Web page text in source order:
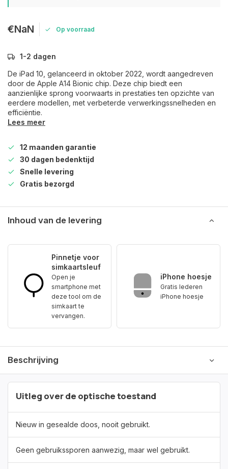
€NaN Op voorraad
1-2 dagen
De iPad 10, gelanceerd in oktober 2022, wordt aangedreven
door de Apple A14 Bionic chip. Deze chip biedt een
aanzienlijke sprong voorwaarts in prestaties ten opzichte van
eerdere modellen, met verbeterde verwerkingssnelheden en
efficiëntie.
Lees meer
12 maanden garantie
30 dagen bedenktijd
Snelle levering
Gratis bezorgd
Inhoud van de levering
Pinnetje voor
simkaartsleuf
Open je
smartphone met
deze tool om de
simkaart te
vervangen.
iPhone hoesje
Gratis lederen
iPhone hoesje
Beschrijving
Uitleg over de optische toestand
Nieuw in gesealde doos, nooit gebruikt.
Geen gebruikssporen aanwezig, maar wel gebruikt.